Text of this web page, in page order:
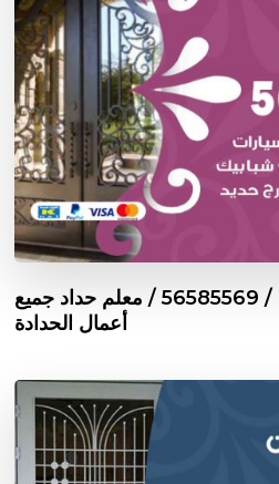
حداد أبواب الفنطاس / 56585569 / معلم حداد جميع
أعمال الحدادة